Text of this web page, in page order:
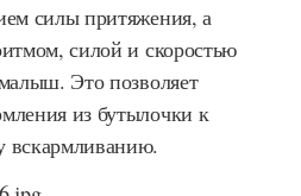
силы притяжения, а
силой и скоростью
Это позволяет
из бутылочки к
вскармливанию.